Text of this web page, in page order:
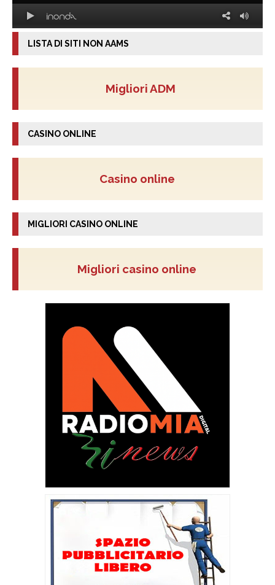
LISTA DI SITI NON AAMS
Migliori ADM
CASINO ONLINE
Casino online
MIGLIORI CASINO ONLINE
Migliori casino online